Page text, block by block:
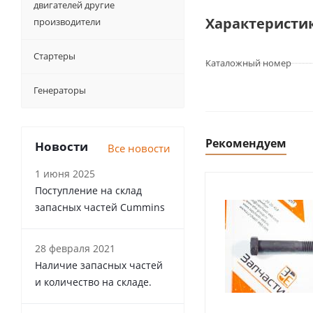
Каталожный номер
Рекомендуем
двигателей другие
производители
Стартеры
Генераторы
Новости Все новости
1 июня 2025
Поступление на склад
запасных частей Cummins
28 февраля 2021
Наличие запасных частей
и количество на складе.